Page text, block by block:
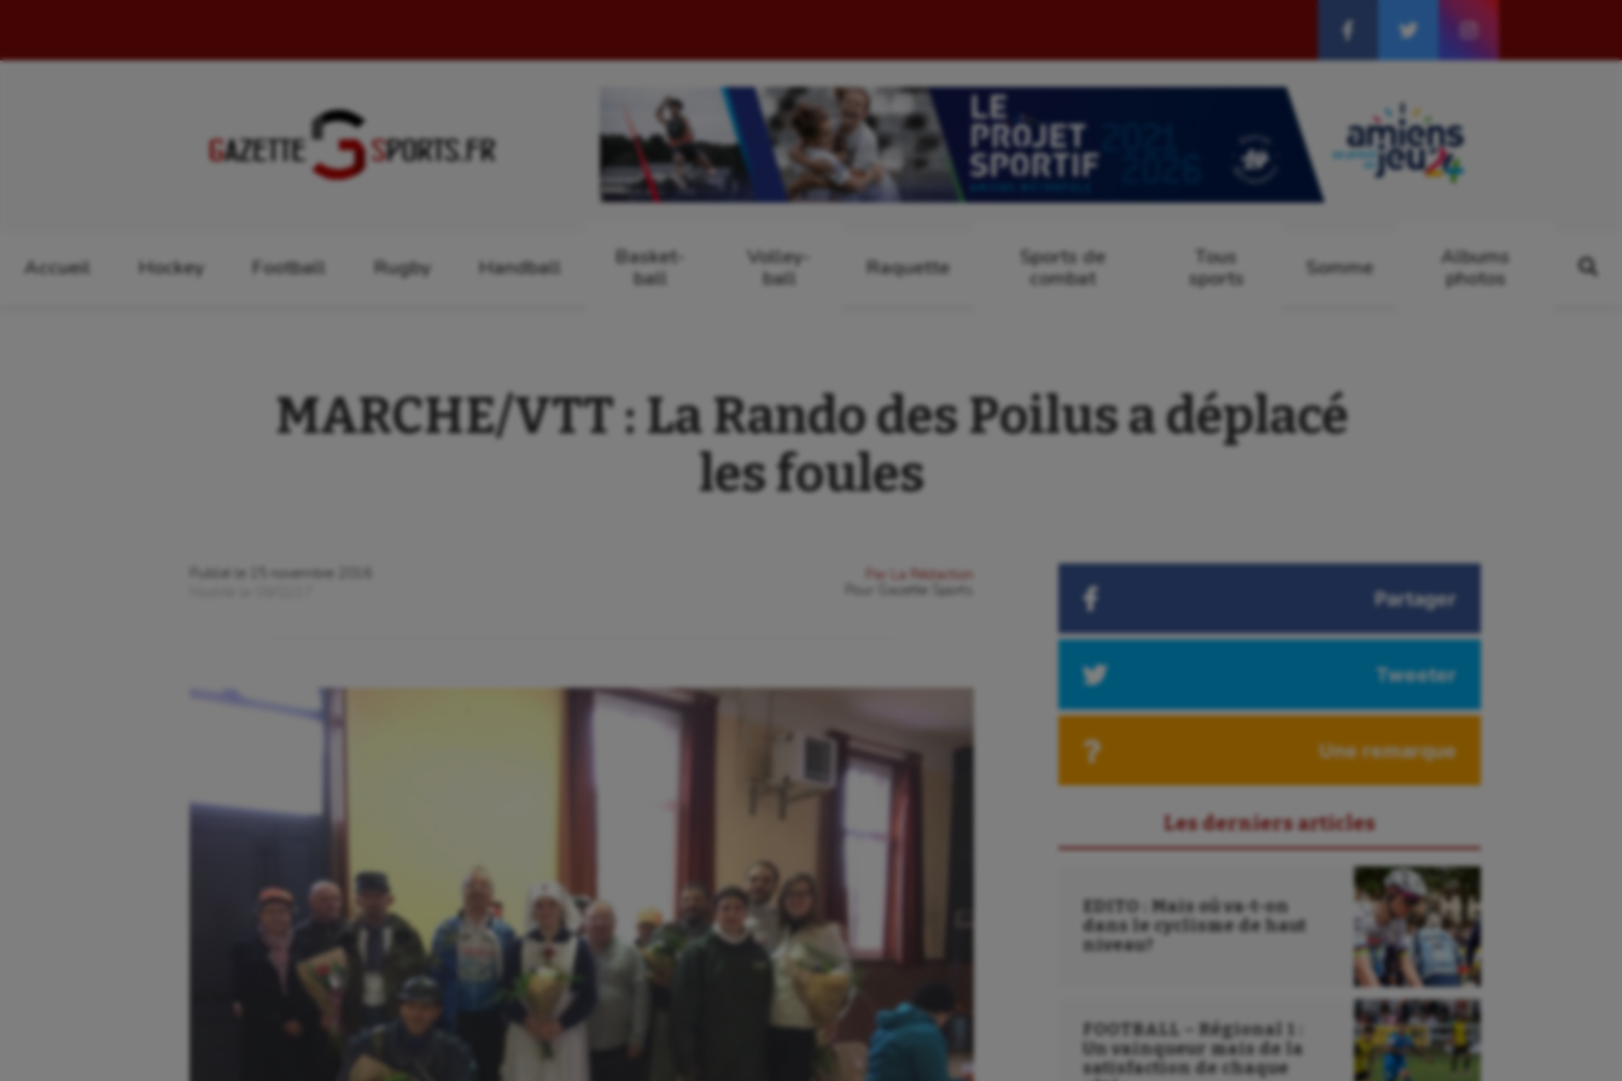
Accueil Hockey Football Rugby Handball
Basket-
ball
Volley-
ball
Raquette
Sports de
combat
Tous
sports
Somme
Albums
photos
MARCHE/VTT : La Rando des Poilus a déplacé
les foules
Publié le
15 novembre 2016
Par
La Rédaction
Gazette Sports Partager
Tweeter
Une remarque
Les derniers articles
EDITO : Mais où va-t-on
dans le cyclisme de haut
niveau?
FOOTBALL – Régional 1 :
Un vainqueur mais de la
satisfaction de chaque